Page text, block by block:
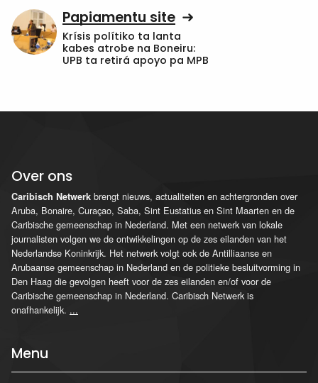
Papiamentu site
Krísis polítiko ta lanta
kabes atrobe na Boneiru:
UPB ta retirá apoyo pa MPB
Over ons
Caribisch Netwerk brengt nieuws, actualiteiten en achtergronden over
Aruba, Bonaire, Curaçao, Saba, Sint Eustatius en Sint Maarten en de
Caribische gemeenschap in Nederland. Met een netwerk van lokale
journalisten volgen we de ontwikkelingen op de zes eilanden van het
Nederlandse Koninkrijk. Het netwerk volgt ook de Antilliaanse en
Arubaanse gemeenschap in Nederland en de politieke besluitvorming in
Den Haag die gevolgen heeft voor de zes eilanden en/of voor de
Caribische gemeenschap in Nederland. Caribisch Netwerk is
onafhankelijk. ...
Menu